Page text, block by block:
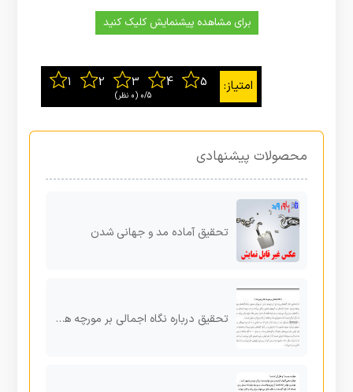
برای مشاهده پیشنمایش کلیک کنید
0/5 ‫(0 نظر)
محصولات پیشنهادی
تحقیق آماده مد و جهانی شدن
تحقیق درباره نگاه اجمالی بر مورچه ها و زنبور ها